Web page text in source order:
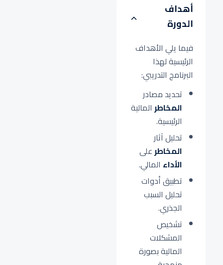
أهداف
الدورة
فيما يلي الأهداف
الرئيسية لهذا
البرنامج التدريبي:
تحديد مصادر
المخاطر المالية
الرئيسية.
تحليل آثار
المخاطرعلى
الأداء المالي.
تطبيق أدوات
تحليل السبب
الجذري.
تشخيص
المشكلات
المالية بصورة